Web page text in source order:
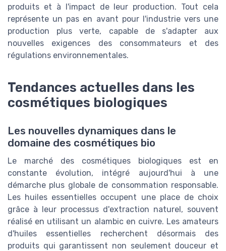
produits et à l'impact de leur production. Tout cela
représente un pas en avant pour l'industrie vers une
production plus verte, capable de s'adapter aux
nouvelles exigences des consommateurs et des
régulations environnementales.
Tendances actuelles dans les
cosmétiques biologiques
Les nouvelles dynamiques dans le
domaine des cosmétiques bio
Le marché des cosmétiques biologiques est en
constante évolution, intégré aujourd'hui à une
démarche plus globale de consommation responsable.
Les huiles essentielles occupent une place de choix
grâce à leur processus d'extraction naturel, souvent
réalisé en utilisant un alambic en cuivre. Les amateurs
d'huiles essentielles recherchent désormais des
produits qui garantissent non seulement douceur et